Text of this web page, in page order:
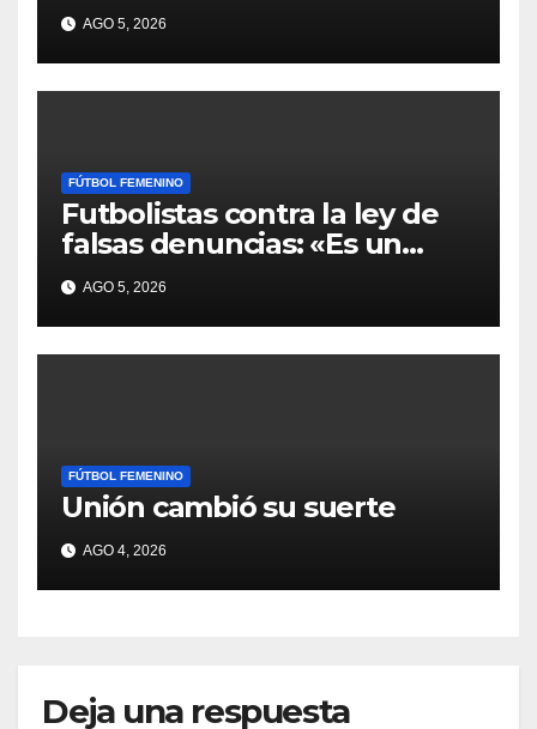
AGO 5, 2026
FÚTBOL FEMENINO
Futbolistas contra la ley de
falsas denuncias: «Es un
escudo para violentos»
AGO 5, 2026
FÚTBOL FEMENINO
Unión cambió su suerte
AGO 4, 2026
Deja una respuesta